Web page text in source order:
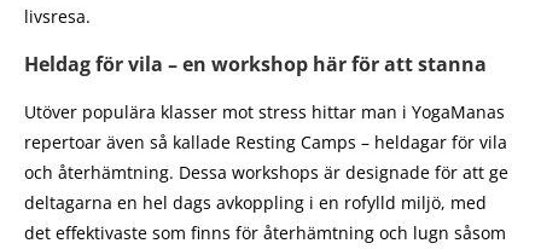
livsresa.
Heldag för vila – en workshop här för att stanna
Utöver populära klasser mot stress hittar man i YogaManas
repertoar även så kallade Resting Camps – heldagar för vila
och återhämtning. Dessa workshops är designade för att ge
deltagarna en hel dags avkoppling i en rofylld miljö, med
det effektivaste som finns för återhämtning och lugn såsom